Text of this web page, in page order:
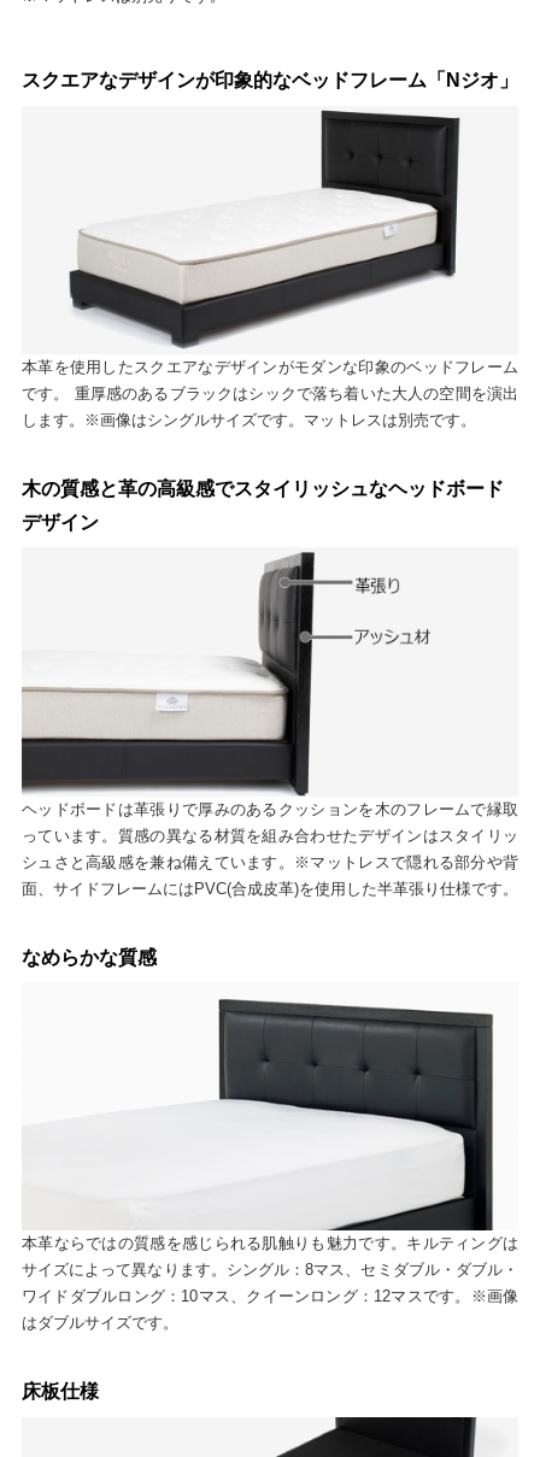
スクエアなデザインが印象的なベッドフレーム「Nジオ」
本革を使用したスクエアなデザインがモダンな印象のベッドフレーム
です。 重厚感のあるブラックはシックで落ち着いた大人の空間を演出
します。※画像はシングルサイズです。マットレスは別売です。
木の質感と革の高級感でスタイリッシュなヘッドボード
デザイン
ヘッドボードは革張りで厚みのあるクッションを木のフレームで縁取
っています。質感の異なる材質を組み合わせたデザインはスタイリッ
シュさと高級感を兼ね備えています。※マットレスで隠れる部分や背
面、サイドフレームにはPVC(合成皮革)を使用した半革張り仕様です。
なめらかな質感
本革ならではの質感を感じられる肌触りも魅力です。キルティングは
サイズによって異なります。シングル：8マス、セミダブル・ダブル・
ワイドダブルロング：10マス、クイーンロング：12マスです。※画像
はダブルサイズです。
床板仕様